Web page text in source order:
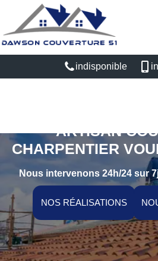
indisponible
ARTISAN
CHARPENTIER
Nous intervenons 24h/24 sur
NOS RÉALISATIONS